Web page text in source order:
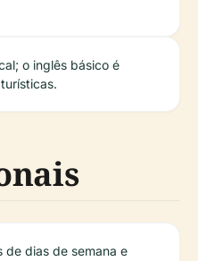
o inglês básico é
de dias de semana e